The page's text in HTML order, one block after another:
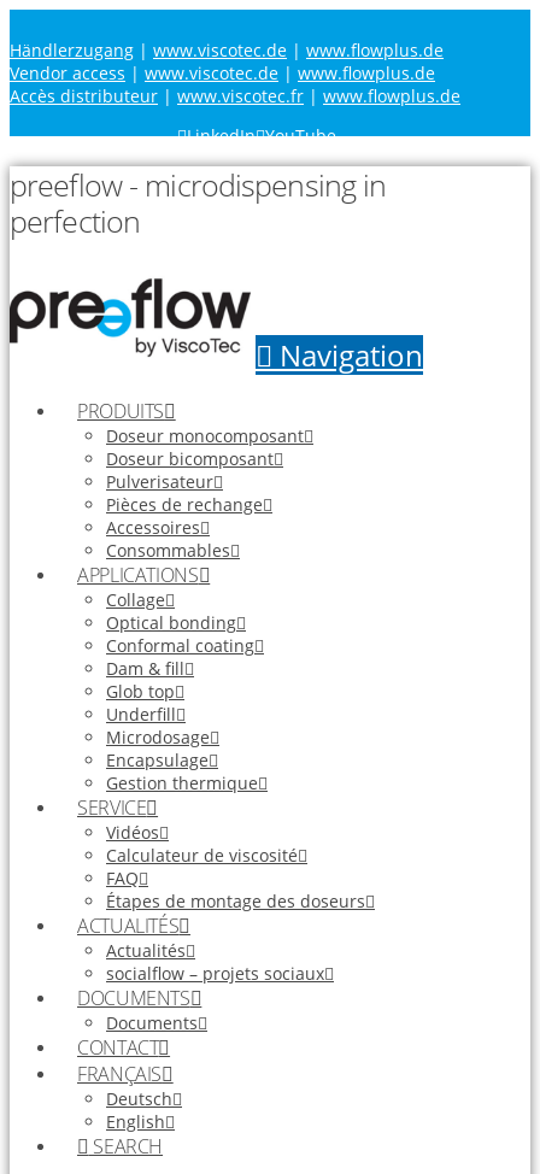
Händlerzugang | www.viscotec.de | www.flowplus.de
Vendor access | www.viscotec.de | www.flowplus.de
Accès distributeur | www.viscotec.fr | www.flowplus.de
LinkedIn YouTube
preeflow - microdispensing in
perfection
Navigation
PRODUITS
Doseur monocomposant
Doseur bicomposant
Pulverisateur
Pièces de rechange
Accessoires
Consommables
APPLICATIONS
Collage
Optical bonding
Conformal coating
Dam & fill
Glob top
Underfill
Microdosage
Encapsulage
Gestion thermique
SERVICE
Vidéos
Calculateur de viscosité
FAQ
Étapes de montage des doseurs
ACTUALITÉS
Actualités
socialflow – projets sociaux
DOCUMENTS
Documents
CONTACT
FRANÇAIS
Deutsch
English
SEARCH